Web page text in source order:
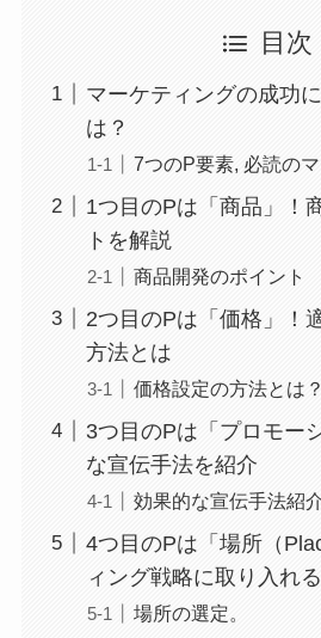
目次
マーケティングの成功
は？
7つのP要素, 必読の
1つ目のPは「商品」！
トを解説
商品開発のポイント
2つ目のPは「価格」！
方法とは
価格設定の方法とは？
3つ目のPは「プロモー
な宣伝手法を紹介
効果的な宣伝手法紹介
4つ目のPは「場所（
ィング戦略に取り入れ
場所の選定。